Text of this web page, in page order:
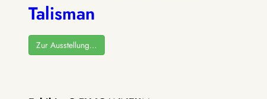
Talisman
Zur Ausstellung…